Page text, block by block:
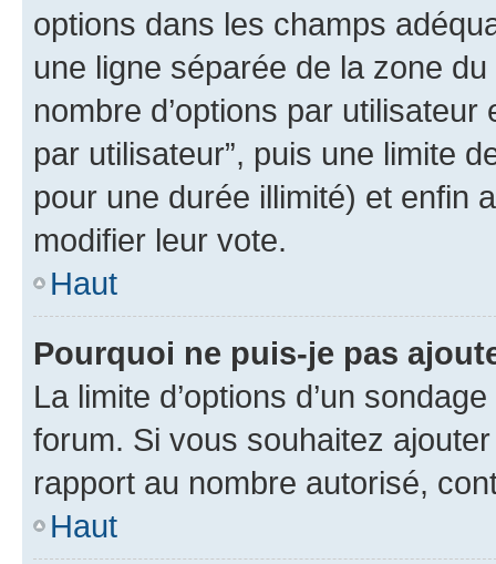
options dans les champs
une ligne séparée de la zone
nombre d’options par
par utilisateur”, puis une limite
pour une durée illimité) et enfin
modifier leur vote.
Haut
Pourquoi ne puis-je pas
La limite d’options d’un
forum. Si vous souhaitez
rapport au nombre autorisé,
Haut